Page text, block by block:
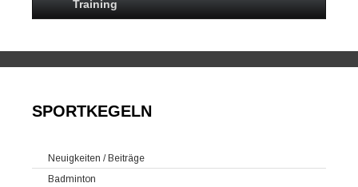
Training
SPORTKEGELN
Neuigkeiten / Beiträge
Badminton